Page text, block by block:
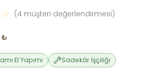
(4müşteri değerlendirmesi)
₺
El Yapımı Sadekâr İşçiliği